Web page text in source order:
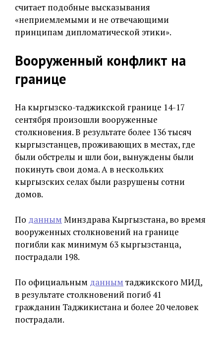
считает подобные высказывания
«неприемлемыми и не отвечающими
принципам дипломатической этики».
Вооруженный конфликт на
границе
На кыргызско-таджикской границе 14-17
сентября произошли вооруженные
столкновения. В результате более 136 тысяч
кыргызстанцев, проживающих в местах, где
были обстрелы и шли бои, вынуждены были
покинуть свои дома. А в нескольких
кыргызских селах были разрушены сотни
домов.
По данным Минздрава Кыргызстана, во время
вооруженных столкновений на границе
погибли как минимум 63 кыргызстанца,
пострадали 198.
По официальным данным таджикского МИД,
в результате столкновений погиб 41
гражданин Таджикистана и более 20 человек
пострадали.